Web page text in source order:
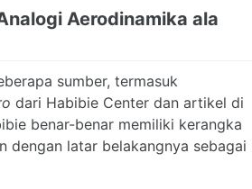
Aerodinamika ala
sumber, termasuk
dari Habibie Center dan artikel di
benar-benar memiliki kerangka
dengan latar belakangnya sebagai